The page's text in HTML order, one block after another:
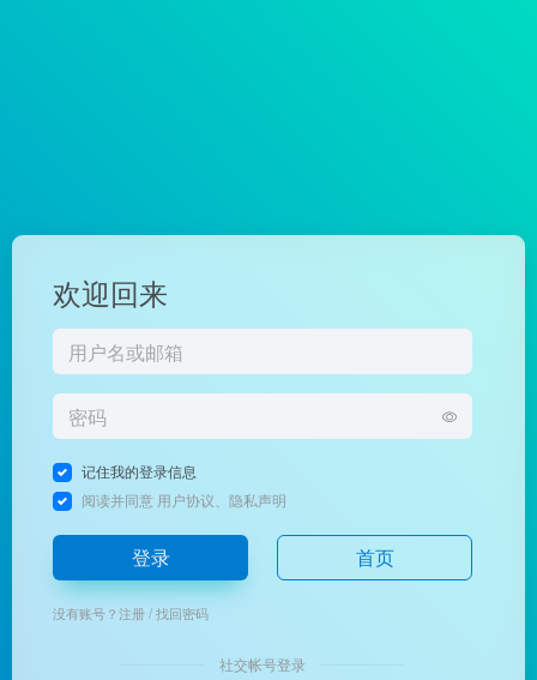
欢迎回来
记住我的登录信息
阅读并同意 用户协议 隐私声明
登录 首页
没有账号？注册/找回密码
社交帐号登录